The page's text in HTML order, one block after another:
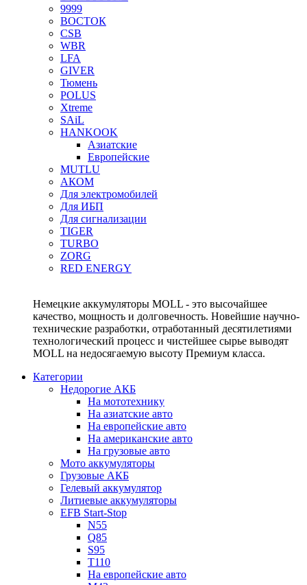
9999
ВОСТОК
CSB
WBR
LFA
GIVER
Тюмень
POLUS
Xtreme
SAiL
HANKOOK
Азиатские
Европейские
MUTLU
АКОМ
Для электромобилей
Для ИБП
Для сигнализации
TIGER
TURBO
ZORG
RED ENERGY
Немецкие аккумуляторы MOLL - это высочайшее
качество, мощность и долговечность. Новейшие научно-
технические разработки, отработанный десятилетиями
технологический процесс и чистейшее сырье выводят
MOLL на недосягаемую высоту Премиум класса.
Категории
Недорогие АКБ
На мототехнику
На азиатские авто
На европейские авто
На американские авто
На грузовые авто
Мото аккумуляторы
Грузовые АКБ
Гелевый аккумулятор
Литиевые аккумуляторы
EFB Start-Stop
N55
Q85
S95
T110
На европейские авто